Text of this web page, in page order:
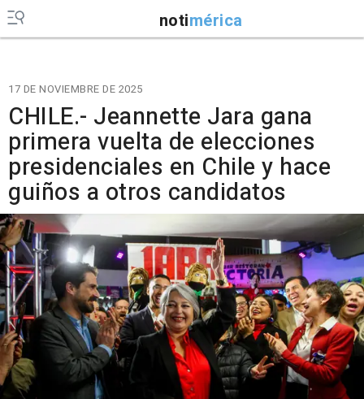
notimérica
17 DE NOVIEMBRE DE 2025
CHILE.- Jeannette Jara gana
primera vuelta de elecciones
presidenciales en Chile y hace
guiños a otros candidatos